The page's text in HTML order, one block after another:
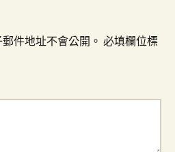
件地址不會公開。 必填欄位標